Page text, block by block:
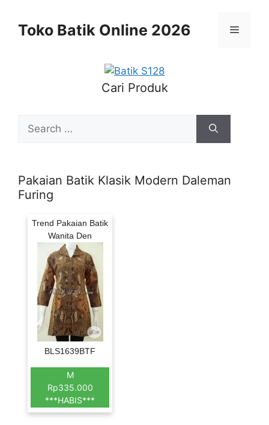
contentToko Batik Online 2026 Menu
Cari Produk
for:
Pakaian Batik Klasik Modern Daleman
Furing
Trend Pakaian Batik
Wanita Den
BLS1639BTF
M
Rp335.000
***HABIS***